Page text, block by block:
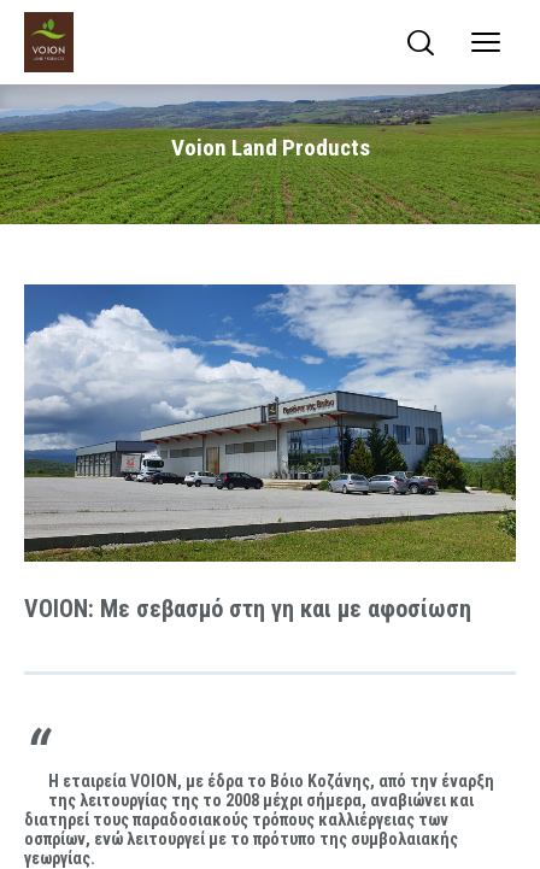
Voion Land Products
VOION: Με σεβασμό στη γη και με αφοσίωση
Η εταιρεία VOION, με έδρα το Βόιο Κοζάνης, από την έναρξη
της λειτουργίας της το 2008 μέχρι σήμερα, αναβιώνει και
διατηρεί τους παραδοσιακούς τρόπους καλλιέργειας των
οσπρίων, ενώ λειτουργεί με το πρότυπο της συμβολαιακής
γεωργίας.